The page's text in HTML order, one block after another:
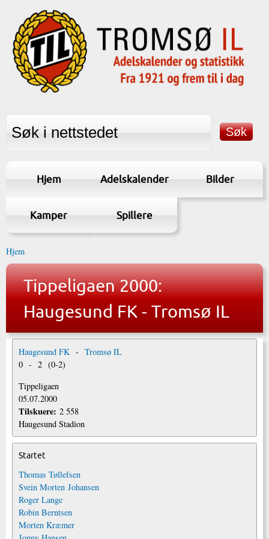
Hjem Adelskalender Bilder
Kamper Spillere
Hjem
Tippeligaen 2000:
Haugesund FK - Tromsø IL
Haugesund FK - Tromsø IL
0 - 2 (0-2)
Tippeligaen
05.07.2000
Tilskuere: 2 558
Haugesund Stadion
Startet
Thomas Tøllefsen
Svein Morten Johansen
Roger Lange
Robin Berntsen
Morten Kræmer